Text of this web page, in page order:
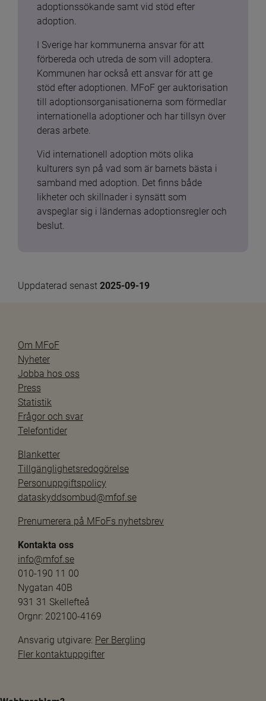
adoptionssökande samt vid stöd efter
adoption.
I Sverige har kommunerna ansvar för att
förbereda och utreda de som vill adoptera.
Kommunen har också ett ansvar för att ge
stöd efter adoptionen. MFoF ger auktorisation
till adoptionsorganisationerna som förmedlar
internationella adoptioner och har tillsyn över
deras arbete.
Vid internationell adoption möts olika
kulturers syn på vad som är barnets bästa i
samband med adoption. Det finns både
likheter och skillnader i synsätt som
avspeglar sig i ländernas adoptionsregler och
beslut.
Uppdaterad senast 2025-09-19
Om MFoF
Nyheter
Jobba hos oss
Press
Statistik
Frågor och svar
Telefontider
Blanketter
Tillgänglighetsredogörelse
Personuppgiftspolicy
dataskyddsombud@mfof.se
Prenumerera på MFoFs nyhetsbrev
Kontakta oss
info@mfof.se
010-190 11 00
Nygatan 40B
931 31 Skellefteå
Orgnr: 202100-4169
Ansvarig utgivare: Per Bergling
Fler kontaktuppgifter